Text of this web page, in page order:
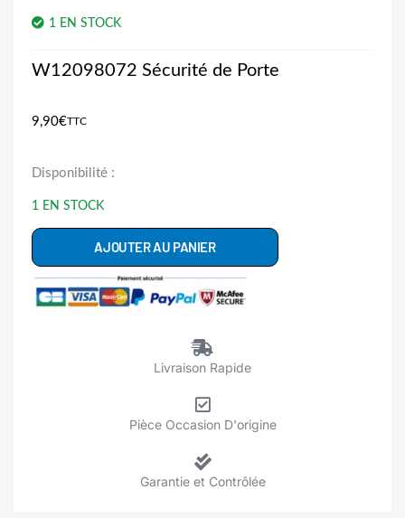
1 EN STOCK
W12098072 Sécurité de Porte
9,90€TTC
Disponibilité :
1 EN STOCK
quantité
de
Porte
Verrou
AJOUTER AU PANIER
Livraison Rapide
Pièce Occasion D'origine
Garantie et Contrôlée